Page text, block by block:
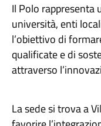
Il Polo rappresenta
università, enti
l’obiettivo di
qualificate e di
attraverso
La sede si trova a